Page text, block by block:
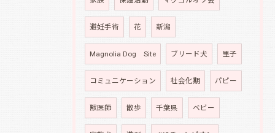
避妊手術 花 新潟
Magnolia Dog Site ブリード犬 里子
コミュニケーション 社会化期 パピー
獣医師 散歩 千葉県 ベビー